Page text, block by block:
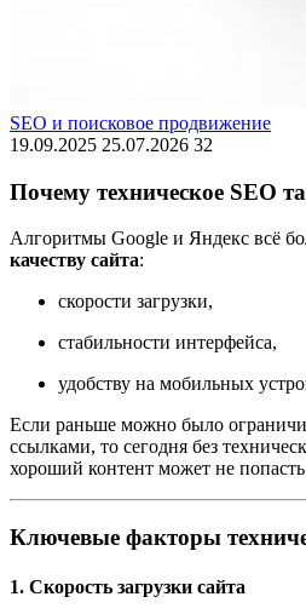
SEO и поисковое продвижение
19.09.2025 25.07.2026 32
Почему техническое SEO
Алгоритмы Google и Яндекс всё
качеству сайта:
скорости загрузки,
стабильности интерфейса,
удобству на мобильных
Если раньше можно было
ссылками, то сегодня без
хороший контент может не
Ключевые факторы
1. Скорость загрузки сайта